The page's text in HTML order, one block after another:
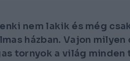
nem lakik és még
házban. Vajon
tornyok a világ